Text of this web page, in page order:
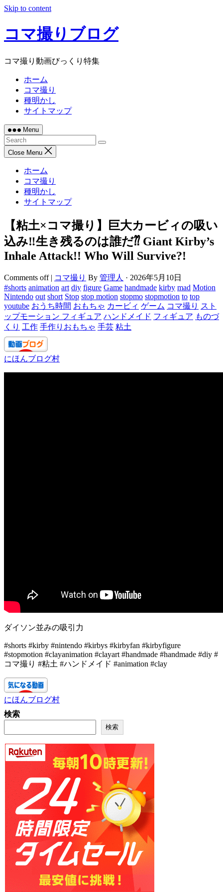
Skip to content
コマ撮りブログ
コマ撮り動画びっくり特集
ホーム
コマ撮り
種明かし
サイトマップ
Menu
Close Menu
ホーム
コマ撮り
種明かし
サイトマップ
【粘土×コマ撮り】巨大カービィの吸い
込み‼︎生き残るのは誰だ⁇ Giant Kirby’s
Inhale Attack!! Who Will Survive?!
Comments off | コマ撮り By 管理人 · 2026年5月10日
#shorts animation art diy figure Game handmade kirby mad Motion
Nintendo out short Stop stop motion stopmo stopmotion to top
youtube おうち時間 おもちゃ カービィ ゲーム コマ撮り スト
ップモーション フィギュア ハンドメイド フィギュア ものづ
くり 工作 手作りおもちゃ 手芸 粘土
にほんブログ村
ダイソン並みの吸引力
#shorts #kirby #nintendo #kirbys #kirbyfan #kirbyfigure
#stopmotion #clayanimation #clayart #handmade #handmade #diy #
コマ撮り #粘土 #ハンドメイド #animation #clay
にほんブログ村
検索
検索